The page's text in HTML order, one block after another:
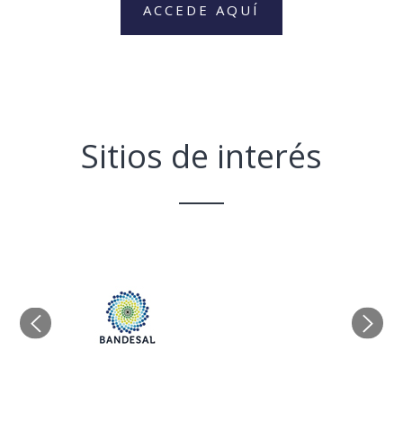
ACCEDE AQUÍ
Sitios de interés